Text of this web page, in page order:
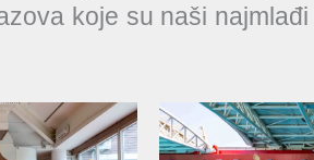
koje su naši